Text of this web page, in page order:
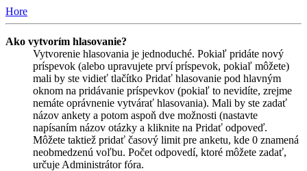
Hore
Ako vytvorím hlasovanie?
Vytvorenie hlasovania je jednoduché. Pokiaľ pridáte nový
príspevok (alebo upravujete prví príspevok, pokiaľ môžete)
mali by ste vidieť tlačítko Pridať hlasovanie pod hlavným
oknom na pridávanie príspevkov (pokiaľ to nevidíte, zrejme
nemáte oprávnenie vytvárať hlasovania). Mali by ste zadať
názov ankety a potom aspoň dve možnosti (nastavte
napísaním názov otázky a kliknite na Pridať odpoveď.
Môžete taktiež pridať časový limit pre anketu, kde 0 znamená
neobmedzenú voľbu. Počet odpovedí, ktoré môžete zadať,
určuje Administrátor fóra.